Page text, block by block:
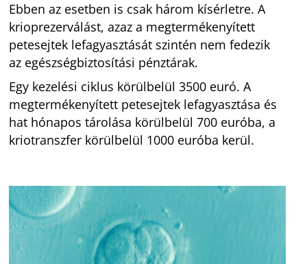
Ebben az esetben is csak három kísérletre. A
krioprezerválást, azaz a megtermékenyített
petesejtek lefagyasztását szintén nem fedezik
az egészségbiztosítási pénztárak.
Egy kezelési ciklus körülbelül 3500 euró. A
megtermékenyített petesejtek lefagyasztása és
hat hónapos tárolása körülbelül 700 euróba, a
kriotranszfer körülbelül 1000 euróba kerül.